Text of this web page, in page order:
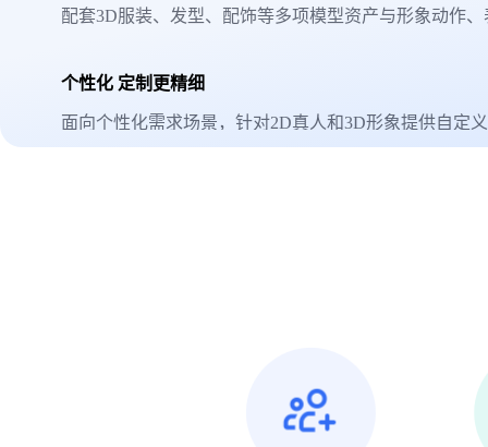
配套3D服装、发型、配饰等多项模型资产与形象动作
个性化 定制更精细
面向个性化需求场景，针对2D真人和3D形象提供自定
虚拟人形象的外在属性，完全定一个独一无二的虚拟人